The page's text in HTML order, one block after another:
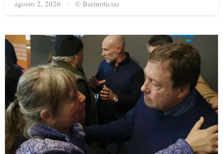
Posted
agosto 2, 2026 © Barinoticias